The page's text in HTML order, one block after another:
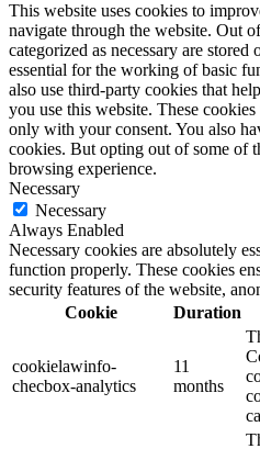
This website uses cookies to
navigate through the website. Out
categorized as necessary are
essential for the working of basic
also use third-party cookies that
you use this website. These
only with your consent. You also
cookies. But opting out of some of
browsing experience.
Necessary
Necessary
Always Enabled
Necessary cookies are absolutely
function properly. These cookies
security features of the website,
Cookie
Duration
cookielawinfo-
checbox-analytics
11
months